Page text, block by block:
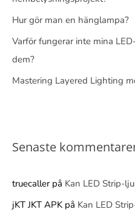
Hur gör man en hänglampa?
Varför fungerar inte mina
dem?
Mastering Layered Lighting
Senaste
truecallerpå Kan LED Strip-
jKT JKT APK på Kan LED